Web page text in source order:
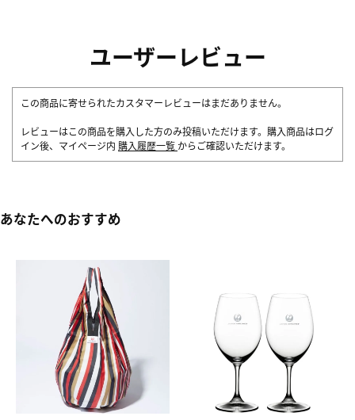
ユーザーレビュー
この商品に寄せられたカスタマーレビューはまだありません。
レビューはこの商品を購入した方のみ投稿いただけます。購入商品はログ
イン後、マイページ内 購入履歴一覧 からご確認いただけます。
あなたへのおすすめ